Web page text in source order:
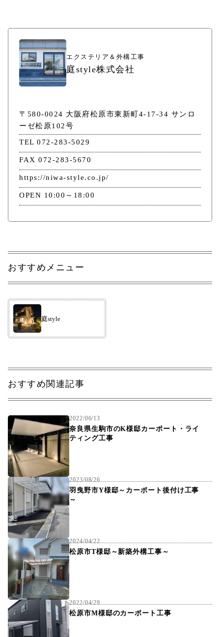
エクステリア＆外構工事
庭style株式会社
〒580-0024 大阪府松原市東新町4-17-34 サンロ
ーゼ松原102号
TEL 072-283-5029
FAX 072-283-5670
https://niwa-style.co.jp/
OPEN 10:00～18:00
おすすめメニュー
庭style
おすすめ関連記事
2022/06/13
奈良県生駒市のK様邸カーポート・ライ
ティング工事
2023/08/26
羽曳野市Y様邸～カーポート後付け工事
～
2024/04/22
松原市T様邸～新築外構工事～
2022/04/29
松原市M様邸のカーポート工事